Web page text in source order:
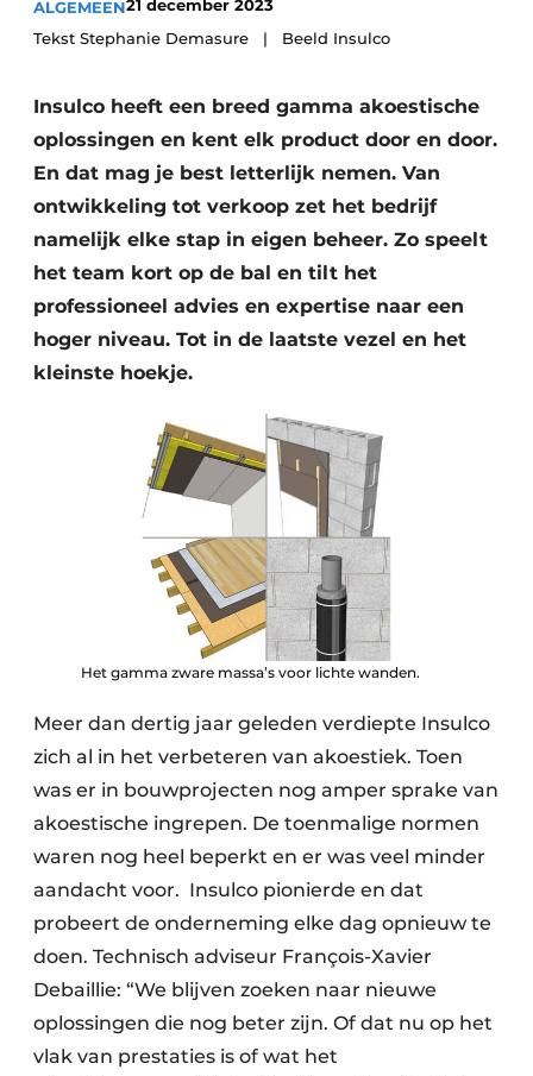
Video’s
Aanmelden
Bedrijven
Bedrijven
Contact
Beton & Staalbouw
Brandveiligheid
BIM
Evenementen
Dak & Gevel
Houtbouw
Interieurarchitectuur
Veiligheid & Opleiding
ALGEMEEN21 december 2023
Tekst Stephanie Demasure | Beeld Insulco
Insulco heeft een breed gamma akoestische
oplossingen en kent elk product door en door.
En dat mag je best letterlijk nemen. Van
ontwikkeling tot verkoop zet het bedrijf
namelijk elke stap in eigen beheer. Zo speelt
het team kort op de bal en tilt het
professioneel advies en expertise naar een
hoger niveau. Tot in de laatste vezel en het
kleinste hoekje.
Het gamma zware massa’s voor lichte wanden.
Meer dan dertig jaar geleden verdiepte Insulco
zich al in het verbeteren van akoestiek. Toen
was er in bouwprojecten nog amper sprake van
akoestische ingrepen. De toenmalige normen
waren nog heel beperkt en er was veel minder
aandacht voor. Insulco pionierde en dat
probeert de onderneming elke dag opnieuw te
doen. Technisch adviseur François-Xavier
Debaillie: “We blijven zoeken naar nieuwe
oplossingen die nog beter zijn. Of dat nu op het
vlak van prestaties is of wat het